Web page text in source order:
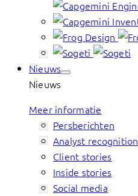
Nieuws
Nieuws
Meer informatie
Persberichten
Analyst recognition
Client stories
Inside stories
Social media